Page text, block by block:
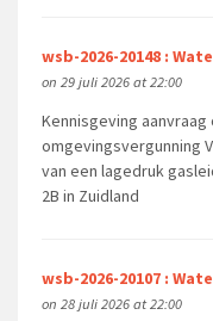
wsb-2026-20148 :
on 29 juli 2026 at 22:00
Kennisgeving
omgevingsvergunning
van een lagedruk
2B in Zuidland
wsb-2026-20107 :
on 28 juli 2026 at 22:00